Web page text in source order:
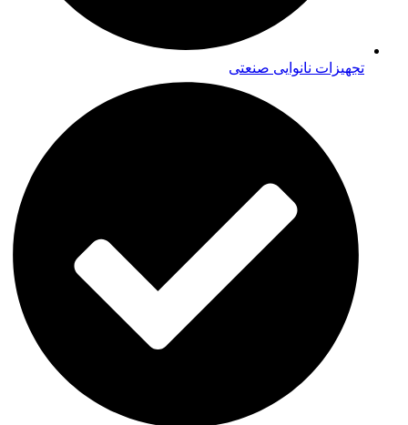
تجهیزات نانوایی صنعتی